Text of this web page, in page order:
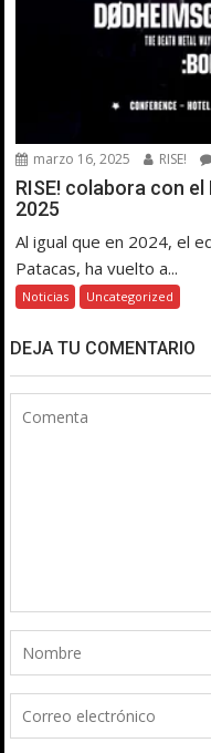
marzo 16, 2025 RISE!
RISE! colabora con
2025
Al igual que en 2024, el
Patacas, ha vuelto a...
Noticias Uncategorized
DEJA TU COMENTARIO